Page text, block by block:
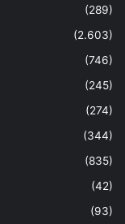
(289)
(2.603)
(746)
(245)
(274)
(344)
(835)
(42)
(93)